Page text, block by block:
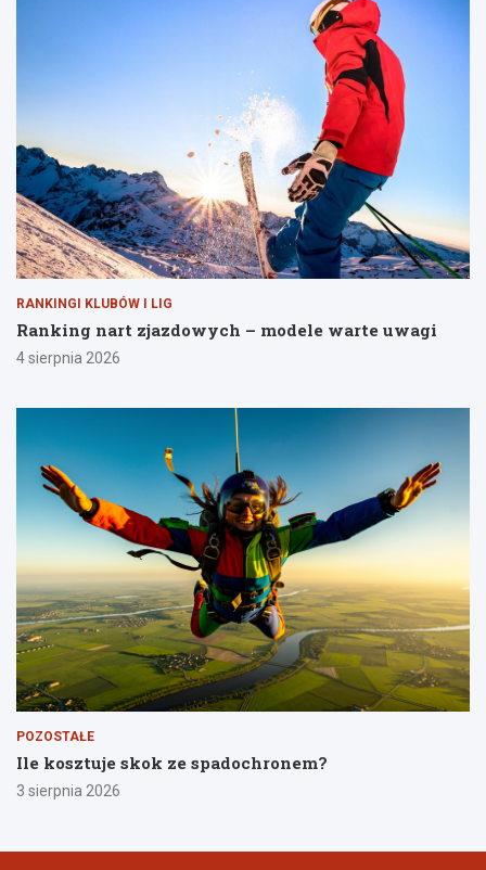
RANKINGI KLUBÓW I LIG
Ranking nart zjazdowych – modele warte uwagi
4 sierpnia 2026
POZOSTAŁE
Ile kosztuje skok ze spadochronem?
3 sierpnia 2026